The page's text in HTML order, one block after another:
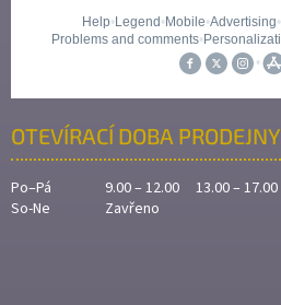
OTEVÍRACÍ DOBA PRODEJNY
Po–Pá
9.00 – 12.00 13.00 – 17.00
So-Ne
Zavřeno